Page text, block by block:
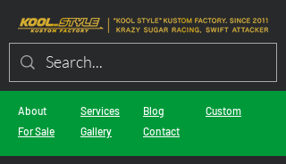
About
For Sale
Services
Gallery
Blog
Contact
Custom